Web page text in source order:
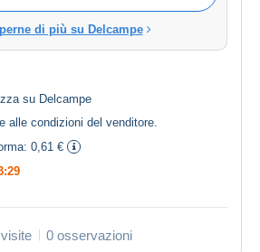
di più su Delcampe
su Delcampe
alle condizioni del venditore
0,61 €
0 osservazioni